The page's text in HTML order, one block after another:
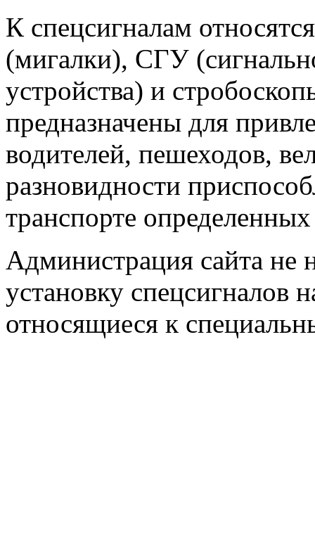
К спецсигналам
(мигалки), СГУ
устройства) и
предназначены для
водителей, пешеходов,
разновидности
транспорте
Администрация сайта не
установку спецсигналов
относящиеся к